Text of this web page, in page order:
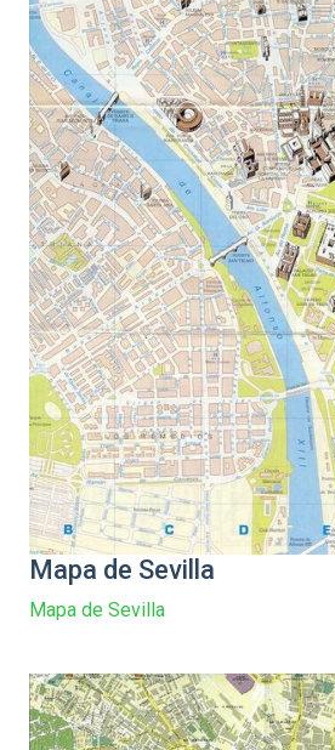
Mapa de Sevilla
Mapa de Sevilla